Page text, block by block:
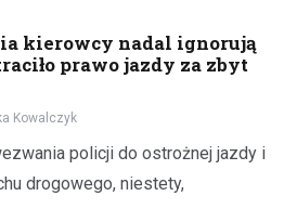
kierowcy nadal ignorują
prawo jazdy za zbyt
Kowalczyk
policji do ostrożnej jazdy i
drogowego, niestety,